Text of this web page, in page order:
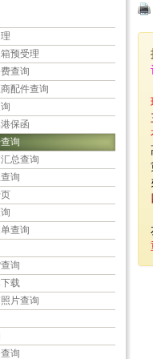
预受理
查询
配件查询
保函
询
总查询
询
查询
询
载
片查询
询